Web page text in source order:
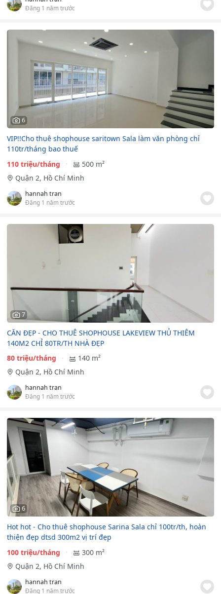
Đăng 1 năm trước
6
VIP!!Cho thuê shophouse saritown Sala làm văn phòng chỉ
110tr/tháng bao thuế
110 triệu/tháng
500 m²
Quận 2, Hồ Chí Minh
hannah tran
Đăng 1 năm trước
7
CĂN ĐẸP - CHO THUÊ SHOPHOUSE LAKEVIEW THỦ THIÊM
140M2 CHỈ 80TR/TH NHÀ ĐẸP
80 triệu/tháng
140 m²
Quận 2, Hồ Chí Minh
hannah tran
Đăng 1 năm trước
6
Hot hot - Cho thuê shophouse Sarina Sala chỉ 100tr/th, hoàn
thiện đẹp dtsd 300m2 vị trí đẹp
100 triệu/tháng
300 m²
Quận 2, Hồ Chí Minh
hannah tran
Đăng 1 năm trước